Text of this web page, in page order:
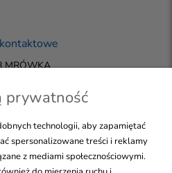
MRÓWKA
723 144 455
sklepdt.pl
DO GRUPY PSB
prywatność
technologii, aby zapamiętać
spersonalizowane treści i reklamy
z mediami społecznościowymi.